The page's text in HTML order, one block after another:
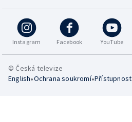
Instagram Facebook YouTube
© Česká televize
English•Ochrana soukromí•Přístupnost